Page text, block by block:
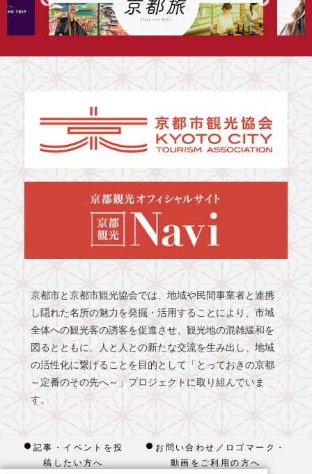
京都市と京都市観光協会では、地域や民間事業者と連携
し隠れた名所の魅力を発掘・活用することにより、市域
全体への観光客の誘客を促進させ、観光地の混雑緩和を
図るとともに、人と人との新たな交流を生み出し、地域
の活性化に繋げることを目的として「とっておきの京都
～定番のその先へ～」プロジェクトに取り組んでいま
す。
記事・イベントを投
稿したい方へ
お問い合わせ／ロゴマーク・
動画をご利用の方へ